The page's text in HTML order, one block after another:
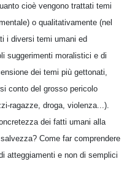
cioè vengono trattati temi
o qualitativamente (nel
i diversi temi umani ed
suggerimenti moralistici e di
dei temi più gettonati,
conto del grosso pericolo
ragazze, droga, violenza...).
dei fatti umani alla
Come far comprendere
atteggiamenti e non di semplici